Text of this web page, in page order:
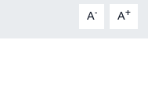
A- A+